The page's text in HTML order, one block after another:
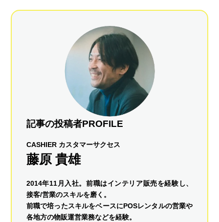
記事の投稿者PROFILE
CASHIER カスタマーサクセス
藤原 貴雄
2014年11月入社。前職はインテリア販売を経験し、
接客/営業のスキルを磨く。
前職で培ったスキルをベースにPOSレンタルの営業や
各地方の物販運営業務などを経験。